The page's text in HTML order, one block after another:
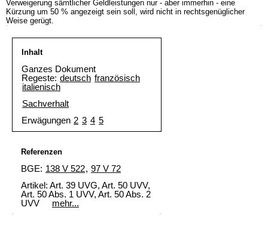
Verweigerung sämtlicher Geldleistungen nur - aber immerhin - eine
Kürzung um 50 % angezeigt sein soll, wird nicht in rechtsgenüglicher
Weise gerügt.
Inhalt
Ganzes Dokument
Regeste: deutsch französisch
italienisch
Sachverhalt
Erwägungen 2 3 4 5
Referenzen
BGE: 138 V 522, 97 V 72
Artikel: Art. 39 UVG, Art. 50 UVV,
Art. 50 Abs. 1 UVV, Art. 50 Abs. 2
UVV
mehr...